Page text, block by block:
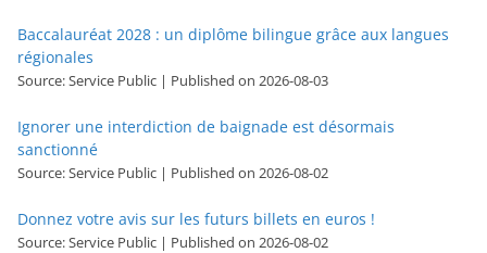
Baccalauréat 2028 : un diplôme bilingue grâce aux langues
régionales
Source: Service Public Published on 2026-08-03
Ignorer une interdiction de baignade est désormais
sanctionné
Source: Service Public Published on 2026-08-02
Donnez votre avis sur les futurs billets en euros !
Source: Service Public Published on 2026-08-02